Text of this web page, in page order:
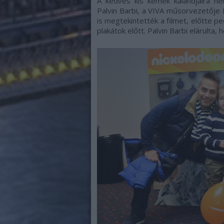
Palvin Barbi, a VIVA
is megtekintették a filmet, előtte
plakátok előtt. Palvin Barbi elárulta,